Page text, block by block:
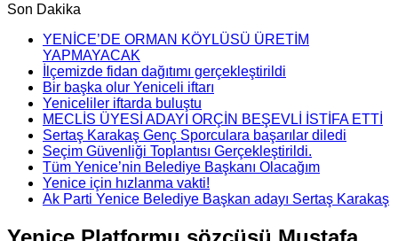
Son Dakika
YENİCE’DE ORMAN KÖYLÜSÜ ÜRETİM
YAPMAYACAK
İlçemizde fidan dağıtımı gerçekleştirildi
Bir başka olur Yeniceli iftarı
Yeniceliler iftarda buluştu
MECLİS ÜYESİ ADAYI ORÇİN BEŞEVLİ İSTİFA ETTİ
Sertaş Karakaş Genç Sporculara başarılar diledi
Seçim Güvenliği Toplantısı Gerçekleştirildi.
Tüm Yenice’nin Belediye Başkanı Olacağım
Yenice için hızlanma vakti!
Ak Parti Yenice Belediye Başkan adayı Sertaş Karakaş